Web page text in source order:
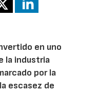
en uno
la industria
por la
escasez de